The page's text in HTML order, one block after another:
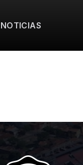
NOTICIAS